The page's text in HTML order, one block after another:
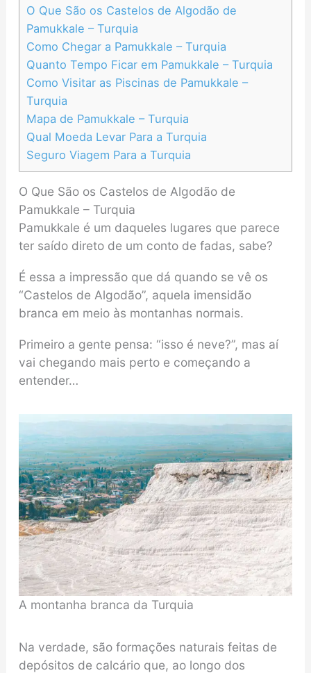
O Que São os Castelos de Algodão de
Pamukkale – Turquia
Como Chegar a Pamukkale – Turquia
Quanto Tempo Ficar em Pamukkale – Turquia
Como Visitar as Piscinas de Pamukkale –
Turquia
Mapa de Pamukkale – Turquia
Qual Moeda Levar Para a Turquia
Seguro Viagem Para a Turquia
O Que São os Castelos de Algodão de
Pamukkale – Turquia
Pamukkale é um daqueles lugares que parece
ter saído direto de um conto de fadas, sabe?
É essa a impressão que dá quando se vê os
“Castelos de Algodão”, aquela imensidão
branca em meio às montanhas normais.
Primeiro a gente pensa: “isso é neve?”, mas aí
vai chegando mais perto e começando a
entender…
A montanha branca da Turquia
Na verdade, são formações naturais feitas de
depósitos de calcário que, ao longo dos